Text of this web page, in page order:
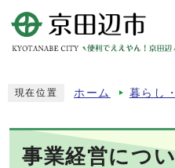
現在位置 ホーム 暮らし
事業経営につ